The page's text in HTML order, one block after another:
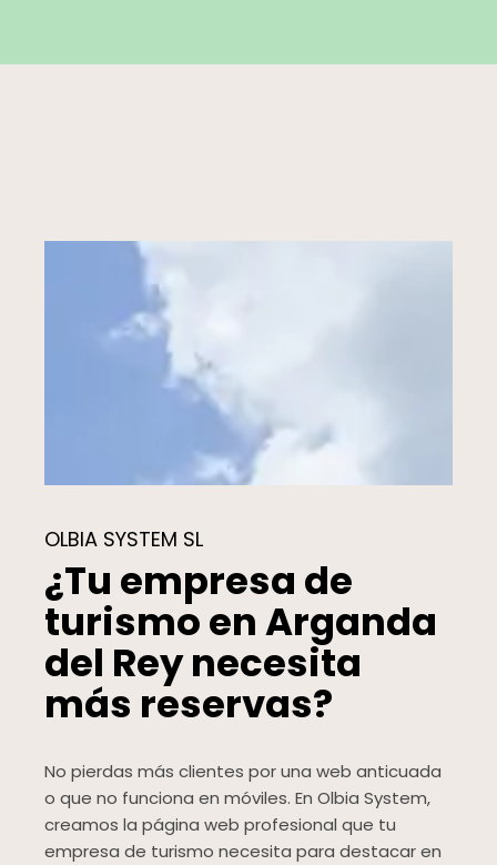
OLBIA SYSTEM SL
¿Tu empresa de
turismo en Arganda
del Rey necesita
más reservas?
No pierdas más clientes por una web anticuada
o que no funciona en móviles. En Olbia System,
creamos la página web profesional que tu
empresa de turismo necesita para destacar en